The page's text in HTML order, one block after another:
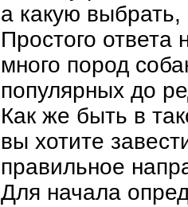
а какую выбрать,
Простого ответа
много пород
популярных до
Как же быть в
вы хотите
правильное
Для начала